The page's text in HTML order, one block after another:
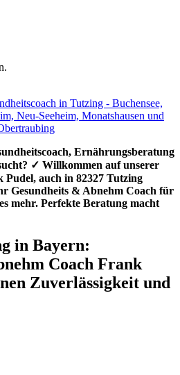
Ernährungsberatung
✓ Willkommen auf unserer
auch in 82327 Tutzing
Gesundheits & Abnehm Coach für
mehr. Perfekte Beratung macht
in Bayern:
Coach Frank
Zuverlässigkeit und